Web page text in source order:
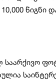
წიგნი
საარქივო